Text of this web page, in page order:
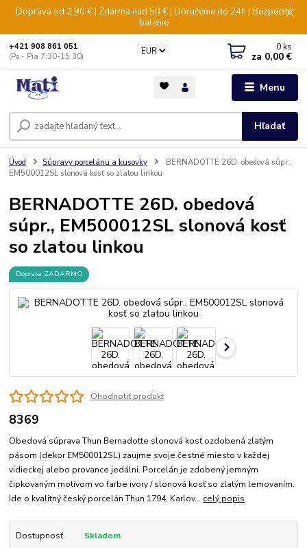
Doprava od 2,90 € | Zdarma nad 50 € | Doručenie do 24h | Bezpečné
balenie
Menu
EUR
Hľadať
+421 908 861 051
(Po - Pia 7:30-15:30)
0 ks
za 0,00 €
Úvod Súpravy porcelánu a kusovky
BERNADOTTE 26D. obedová súpr.,
EM500012SL slonová kosť so zlatou linkou
BERNADOTTE 26D. obedová
súpr., EM500012SL slonová kosť
so zlatou linkou
Doprava ZADARMO
Ohodnotiť produkt
8369
Obedová súprava Thun Bernadotte slonová kosť ozdobená zlatým
pásom (dekor EM500012SL) zaujme svoje čestné miesto v každej
vidieckej alebo provance jedálni. Porcelán je zdobený jemným
čipkovaným motívom vo farbe ivory / slonová kosť so zlatým lemovaním.
Ide o kvalitný český porcelán Thun 1794, Karlov... celý popis
Dostupnosť
Skladom